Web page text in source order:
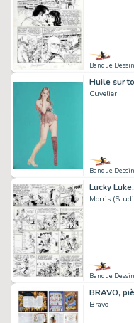
Banque
Cuvelier
Banque
Morris
Banque
Bravo